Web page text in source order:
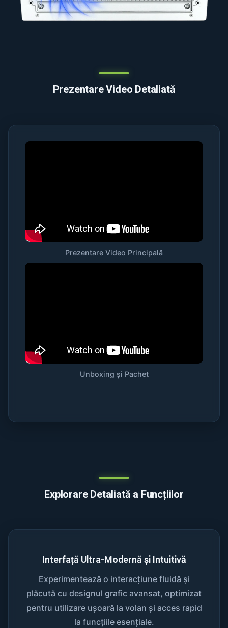
Prezentare Video Detaliată
Prezentare Video Principală
Unboxing și Pachet
Explorare Detaliată a Funcțiilor
Interfață Ultra-Modernă și Intuitivă
Experimentează o interacțiune fluidă și
plăcută cu designul grafic avansat, optimizat
pentru utilizare ușoară la volan și acces rapid
la funcțiile esențiale.